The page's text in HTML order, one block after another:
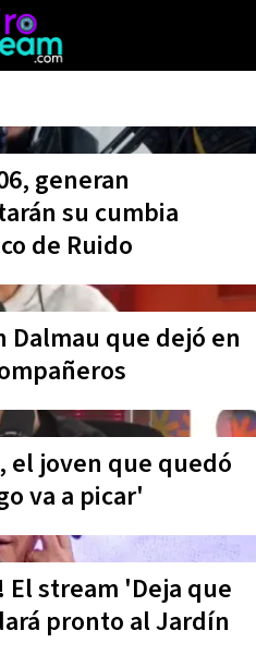
generan
su cumbia
de Ruido
Dalmau que dejó en
el joven que quedó
va a picar'
El stream 'Deja que
pronto al Jardín